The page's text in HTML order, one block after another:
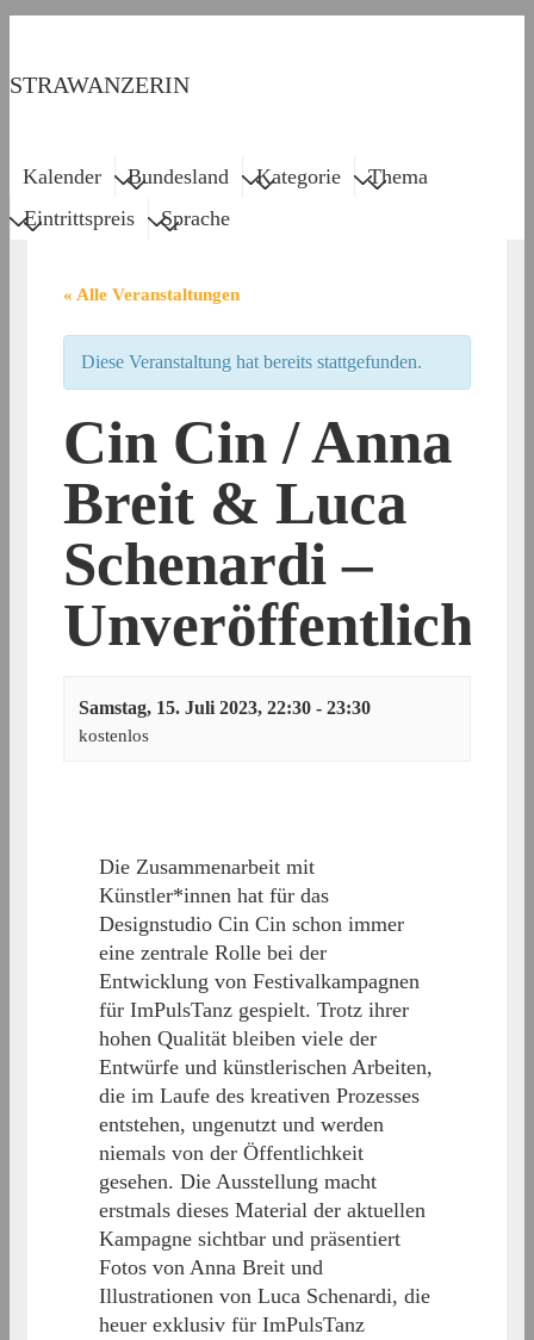
Inhalt
STRAWANZERIN
Navigation
Kalender Bundesland Kategorie
Thema
Eintrittspreis
Sprache
« Alle Veranstaltungen
Diese Veranstaltung hat bereits stattgefunden.
Cin Cin / Anna
Breit & Luca
Schenardi –
Unveröffentlicht
Samstag, 15. Juli 2023, 22:30 - 23:30
kostenlos
Die Zusammenarbeit mit
Künstler*innen hat für das
Designstudio Cin Cin schon immer
eine zentrale Rolle bei der
Entwicklung von Festivalkampagnen
für ImPulsTanz gespielt. Trotz ihrer
hohen Qualität bleiben viele der
Entwürfe und künstlerischen Arbeiten,
die im Laufe des kreativen Prozesses
entstehen, ungenutzt und werden
niemals von der Öffentlichkeit
gesehen. Die Ausstellung macht
erstmals dieses Material der aktuellen
Kampagne sichtbar und präsentiert
Fotos von Anna Breit und
Illustrationen von Luca Schenardi, die
heuer exklusiv für ImPulsTanz